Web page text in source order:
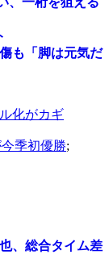
も「脚は元気だ
化がカギ
季初優勝;
、総合タイム差